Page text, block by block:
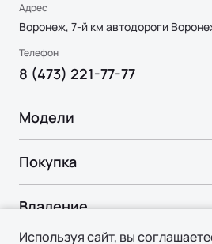
Адрес
Воронеж, 7-й км автодороги
Телефон
8 (473) 221-77-77
Модели
Ли Л7 | Li L7
Ли Л9 | Li L9
Покупка
Владение
Используя сайт, вы